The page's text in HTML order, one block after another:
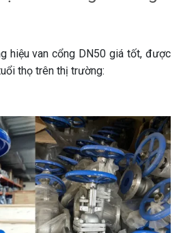
hiệu van cổng DN50 giá tốt, được
thọ trên thị trường: